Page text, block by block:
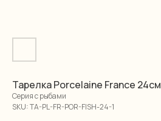
Тарелка Porcelaine France 24см
Серия с рыбами
SKU:TA-PL-FR-POR-FISH-24-1